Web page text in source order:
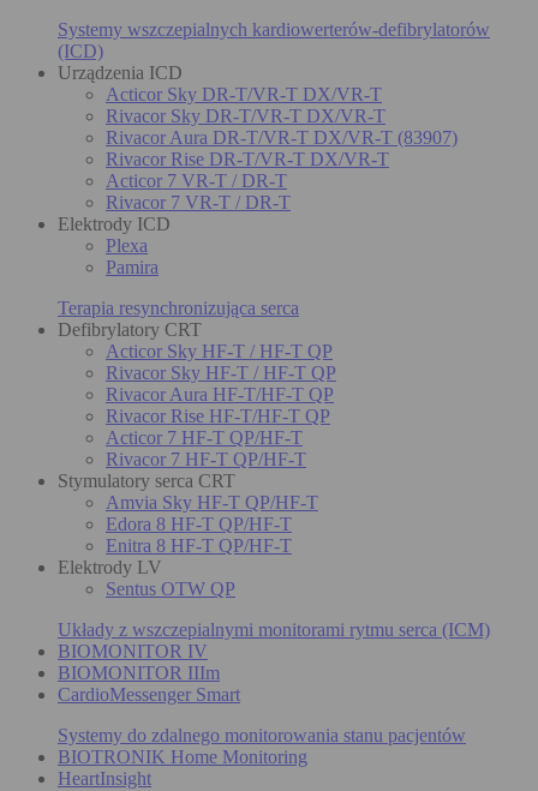
Systemy wszczepialnych kardiowerterów-defibrylatorów
(ICD)
Urządzenia ICD
Acticor Sky DR-T/VR-T DX/VR-T
Rivacor Sky DR-T/VR-T DX/VR-T
Rivacor Aura DR-T/VR-T DX/VR-T (83907)
Rivacor Rise DR-T/VR-T DX/VR-T
Acticor 7 VR-T / DR-T
Rivacor 7 VR-T / DR-T
Elektrody ICD
Plexa
Pamira
Terapia resynchronizująca serca
Defibrylatory CRT
Acticor Sky HF-T / HF-T QP
Rivacor Sky HF-T / HF-T QP
Rivacor Aura HF-T/HF-T QP
Rivacor Rise HF-T/HF-T QP
Acticor 7 HF-T QP/HF-T
Rivacor 7 HF-T QP/HF-T
Stymulatory serca CRT
Amvia Sky HF-T QP/HF-T
Edora 8 HF-T QP/HF-T
Enitra 8 HF-T QP/HF-T
Elektrody LV
Sentus OTW QP
Układy z wszczepialnymi monitorami rytmu serca (ICM)
BIOMONITOR IV
BIOMONITOR IIIm
CardioMessenger Smart
Systemy do zdalnego monitorowania stanu pacjentów
BIOTRONIK Home Monitoring
HeartInsight